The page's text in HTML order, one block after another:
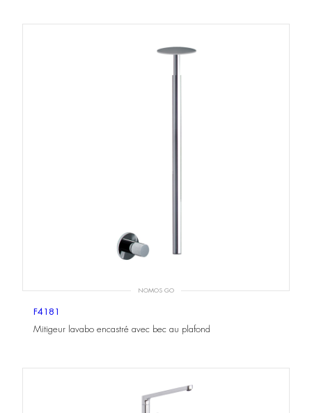
NOMOS GO
F4181
Mitigeur lavabo encastré avec bec au plafond